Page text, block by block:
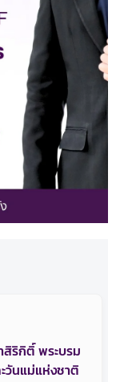
สิริกิติ์ พระบรม
วันแม่แห่งชาติ